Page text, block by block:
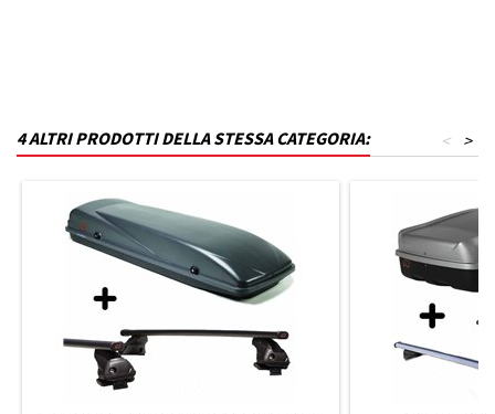
4 ALTRI PRODOTTI DELLA STESSA CATEGORIA: >
<